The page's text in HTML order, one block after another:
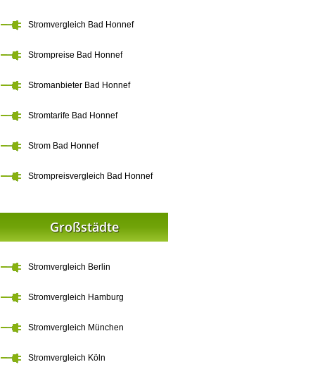
Stromvergleich Bad Honnef
Strompreise Bad Honnef
Stromanbieter Bad Honnef
Stromtarife Bad Honnef
Strom Bad Honnef
Strompreisvergleich Bad Honnef
Großstädte
Stromvergleich Berlin
Stromvergleich Hamburg
Stromvergleich München
Stromvergleich Köln